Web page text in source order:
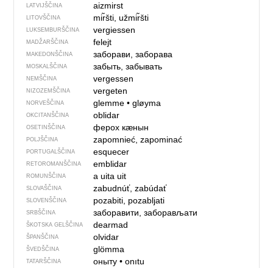
LATVIJŠČINA aizmirst
LITOVŠČINA mir̃šti, užmir̃šti
LUKSEMBURŠČINA vergiessen
MADŽARŠČINA felejt
MAKEDONŠČINA заборави, заборава
MOSKALŠČINA забыть, забывать
NEMŠČINA vergessen
NIZOZEMŠČINA vergeten
NORVEŠČINA glemme• gløyma
OKCITANŠČINA oblidar
OSETINŠČINA ферох кӕнын
POLJŠČINA zapomnieć, zapominać
PORTUGALŠČINA esquecer
RETOROMANŠČINA emblidar
ROMUNŠČINA a uitauit
SLOVAŠČINA zabudnúť, zabúdať
SLOVENŠČINA pozabiti, pozabljati
SRBŠČINA заборавити, заборављати
ŠKOTSKA GELŠČINA dearmad
ŠPANŠČINA olvidar
ŠVEDŠČINA glömma
TATARŠČINA оныту• onıtu